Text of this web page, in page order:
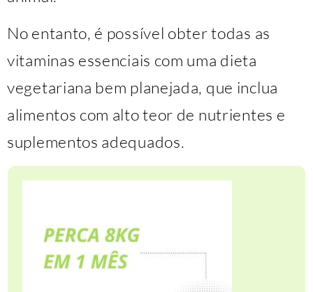
No entanto, é possível obter todas as
vitaminas essenciais com uma dieta
vegetariana bem planejada, que inclua
alimentos com alto teor de nutrientes e
suplementos adequados.